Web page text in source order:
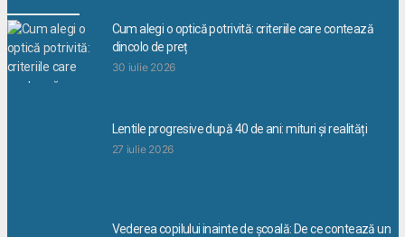
Cum alegi o optică potrivită: criteriile care contează
dincolo de preț
30 iulie 2026
Lentile progresive după 40 de ani: mituri și realități
27 iulie 2026
Vederea copilului inainte de școală: De ce contează un